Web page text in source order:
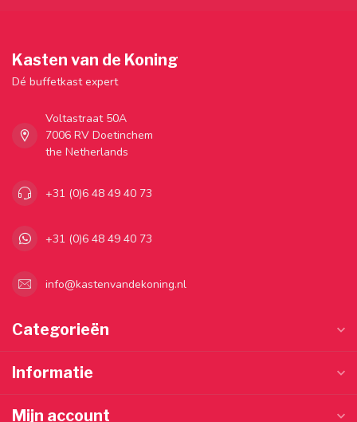
Kasten van de Koning
Dé buffetkast expert
Voltastraat 50A
7006 RV Doetinchem
the Netherlands
+31 (0)6 48 49 40 73
+31 (0)6 48 49 40 73
info@kastenvandekoning.nl
Categorieën
Informatie
Mijn account